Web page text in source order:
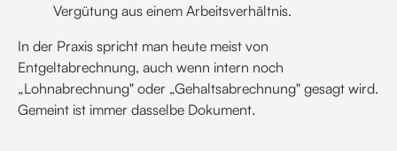
Vergütung aus einem Arbeitsverhältnis.
In der Praxis spricht man heute meist von
Entgeltabrechnung, auch wenn intern noch
„Lohnabrechnung" oder „Gehaltsabrechnung" gesagt wird.
Gemeint ist immer dasselbe Dokument.